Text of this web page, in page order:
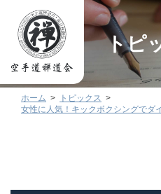
トピ
ホーム
トピックス
女性に人気！キックボクシングでダ